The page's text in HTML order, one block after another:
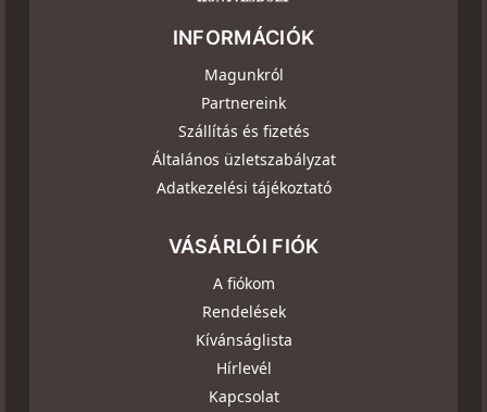
INFORMÁCIÓK
Magunkról
Partnereink
Szállítás és fizetés
Általános üzletszabályzat
Adatkezelési tájékoztató
VÁSÁRLÓI FIÓK
A fiókom
Rendelések
Kívánságlista
Hírlevél
Kapcsolat